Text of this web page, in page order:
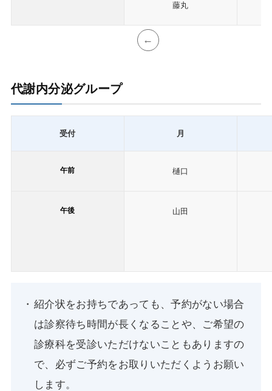
藤丸
代謝内分泌グループ
受付 月
午前 樋口
午後 山田
紹介状をお持ちであっても、予約がない場合
は診察待ち時間が長くなることや、ご希望の
診療科を受診いただけないこともありますの
で、必ずご予約をお取りいただくようお願い
します。